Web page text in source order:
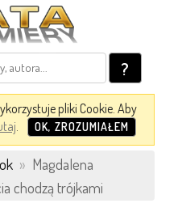
?
pliki Cookie. Aby
. OK, ZROZUMIAŁEM
» Magdalena
chodzą trójkami